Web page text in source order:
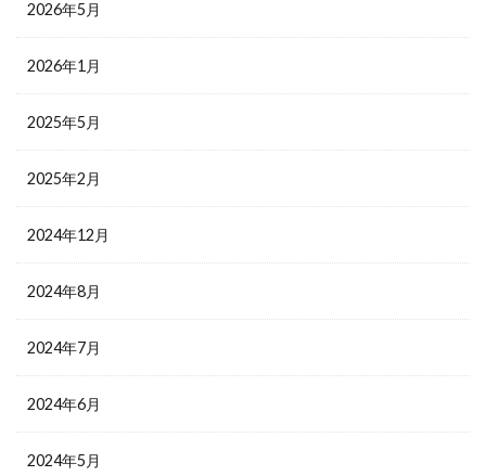
2026年5月
2026年1月
2025年5月
2025年2月
2024年12月
2024年8月
2024年7月
2024年6月
2024年5月